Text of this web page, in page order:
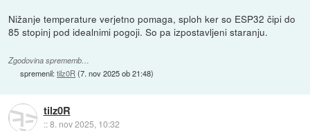
Nižanje temperature verjetno pomaga, sploh ker so ESP32 čipi do
85 stopinj pod idealnimi pogoji. So pa izpostavljeni staranju.
Zgodovina sprememb…
spremenil:tilz0R (7. nov 2025 ob 21:48)
tilz0R
::8. nov 2025, 10:32